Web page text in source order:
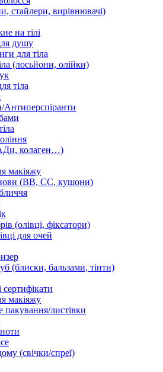
стайлери, вирівнювачі)
на тілі
душу
для тіла
(лосьйони, олійки)
тіла
Антиперспіранти
колаген…)
макіяжу
(BB, CC, кушони)
(олівці, фіксатори)
для очей
(блиски, бальзами, тінти)
макіяжу
пакування/листівки
(свічки/спреї)